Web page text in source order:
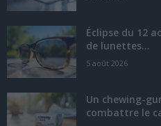
Éclipse du 12
de lunettes...
5 août 2026
Un chewing-
combattre le